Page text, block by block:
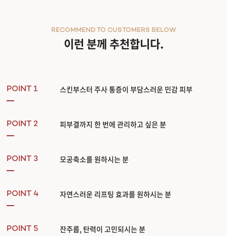
는 피부 속 콜라겐 생성을 도와주는 PCL 성분을 피부에 부드럽
완전한 액상형 제형이 얼굴 전체에 고르게 퍼져 피부에 자연스러운 탄력감을 주는
다운타임 없이 빠른 복귀미립자(아주 작은 입자, 메시한 알갱이)가 없는 액상 타입으
GOURI 다양한 피부 고민에 맞춤형으로
이런 분께 추천합니다.
RECOMMEND TO CUSTOMERS BELOW
POINT 1 스킨부스터 주사 통증이 부담스러운 민감 피부
POINT 2 피부결까지 한 번에 관리하고 싶은 분
POINT 3 모공축소를 원하시는 분
POINT 4 자연스러운 리프팅 효과를 원하시는 분
POINT 5 잔주름, 탄력이 고민되시는 분